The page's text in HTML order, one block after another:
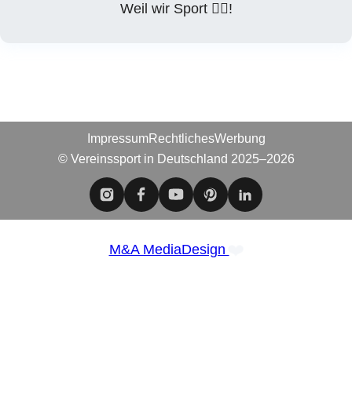
Weil wir Sport ❤️‍🔥!
ImpressumRechtlichesWerbung
© Vereinssport in Deutschland 2025–2026
M&A MediaDesign